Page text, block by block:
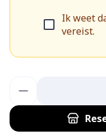
Ik weet
vereist.